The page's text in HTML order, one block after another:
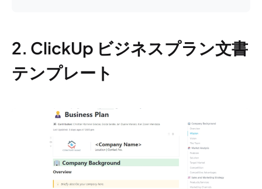
2. ClickUp ビジネスプラン文書
テンプレート